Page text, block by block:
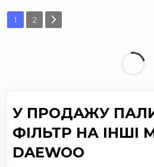
1 2
У ПРОДАЖУ
ФІЛЬТР НА ІНШІ
DAEWOO